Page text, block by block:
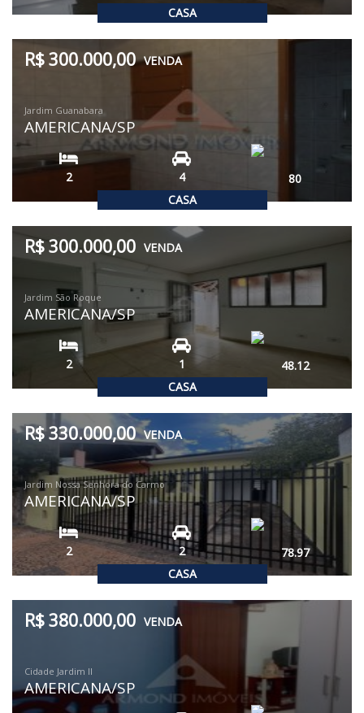
CASA
CASA
R$ 300.000,00 VENDA
Jardim Guanabara
AMERICANA/SP
2 4 80
CASA
R$ 300.000,00 VENDA
Jardim São Roque
AMERICANA/SP
2 1 48.12
CASA
R$ 330.000,00 VENDA
Jardim Nossa Senhora do Carmo
AMERICANA/SP
2 2 78.97
R$ 380.000,00 VENDA
Cidade Jardim II
AMERICANA/SP